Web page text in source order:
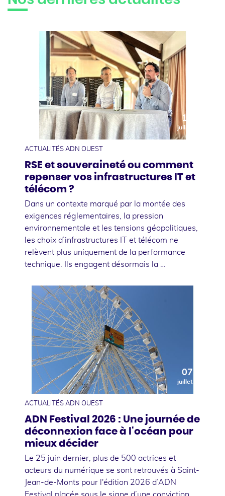
10
juillet
ACTUALITÉS ADN OUEST
RSE et souveraineté ou comment
repenser vos infrastructures IT et
télécom ?
Dans un contexte marqué par la montée des
exigences réglementaires, la pression
environnementale et les tensions géopolitiques,
les choix d’infrastructures IT et télécom ne
relèvent plus uniquement de la performance
technique. Ils engagent désormais la …
07
juillet
ACTUALITÉS ADN OUEST
ADN Festival 2026 : Une journée de
déconnexion face à l'océan pour
mieux décider
Le 25 juin dernier, plus de 500 actrices et
acteurs du numérique se sont retrouvés à Saint-
Jean-de-Monts pour l'édition 2026 d’ADN
Festival placée sous le signe d’une conviction